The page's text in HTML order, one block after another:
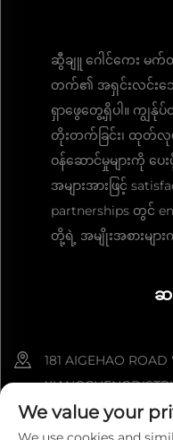
ဆွီချူ ဂေါင်ကေး မက်
တက်၏ အရှင်းလင်းသေ
ရှာဖွေတွေ့ရှိပါ။ ကျွန်ု
တိုးတက်ခြင်း၊ ထုတ်လုပ်
ဝန်ဆောင်မှုများကို ပေ
အများအားဖြင့်
partnerships တွင်
တို့ရဲ့ အမျိုးအစားမျာ
181 AIGEHAO
We value your